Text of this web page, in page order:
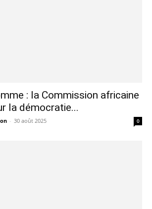
: la Commission africaine
la démocratie...
- 30 août 2025 0